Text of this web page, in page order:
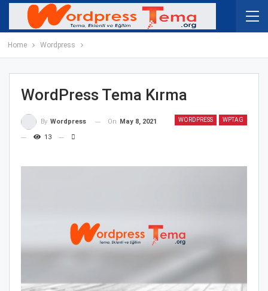
Home Wordpress
WordPress Tema Kırma
WORDPRESS WPTAG
By Wordpress On May 8, 2021
13